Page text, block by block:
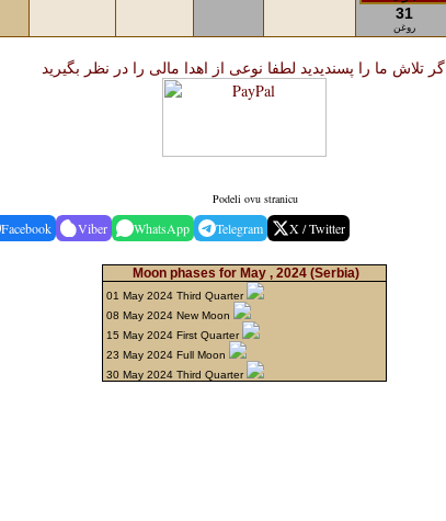
31
روغن
اگر تلاش ما را پسندیدید لطفا نوعی از اهدا مالی را در نظر بگیرید
Podeli ovu stranicu
Facebook Viber WhatsApp Telegram X / Twitter
Moon phases for May , 2024 (Serbia)
01 May 2024 Third Quarter
08 May 2024 New Moon
15 May 2024 First Quarter
23 May 2024 Full Moon
30 May 2024 Third Quarter